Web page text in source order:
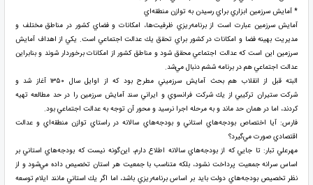
* آمايش سرزمين ابزاري براي رسيدن به توازن منطقه‌اي
آمايش سرزمين عبارت است از برنامه‌ريزي ظرفيت‌ها، امكانات و فضاي كشور در مناطق مختلف و
مديريت بهينه فضا و امكانات در كشور براي تحقق يك عدالت اجتماعي است. يكي از اهداف آمايش
سرزمين اين است كه عدالت اجتماعي محقق شود و مناطق كشور از امكانات برخوردار شوند و بنابراين
عدالت اجتماعي هم در برنامه ششم دنبال مي‌شد.
البته قبل از انقلاب هم بحث آمايش سرزميني مطرح بود كه از اوايل سال ۱۳۵۰ آغاز شد و
شركت ستيران تركيبي از يك شركت فرانسوي و ايراني سند آمايش سرزمين را در حد مطالعه تهيه
كردند، اما در همان حد ماند و به مرحله اجرا نرسيد و محور آن توجه به عدالت اجتماعي بود.
فارس: آيا اختصاص بودجه‌هاي استاني و بودجه‌هاي سالانه در راستاي توازن منطقه‌اي و عدالت
اقتصادي صورت مي‌گيرد؟
مهرعلي تبار: تا جايي كه از بودجه‌هاي سالانه اطلاع دارم، اين‌گونه نيست كه بودجه‌هاي استاني بر
اساس سرانه جمعيت پرداخت نشود، بلكه متناسب با جمعيت هر استان تخصيص داده مي‌شود و از
نظر تخصيص بودجه‌هاي دولت بايد بر اساس برنامه‌ريزي باشد، اما اگر يك استاني مانند ايلام توسعه